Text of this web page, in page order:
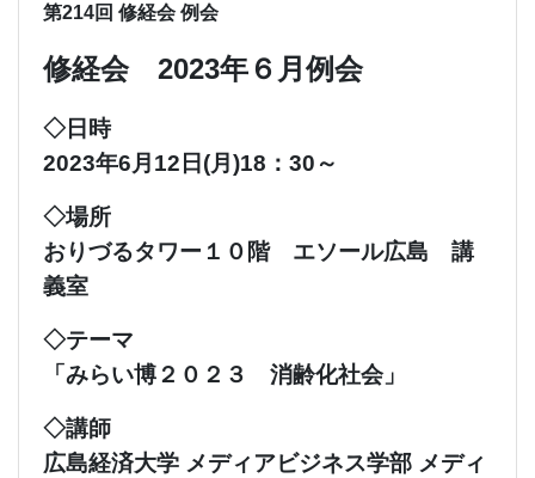
第214回 修経会 例会
修経会 2023年６月例会
◇日時
2023年6月12日(月)18：30～
◇場所
おりづるタワー１０階 エソール広島 講
義室
◇テーマ
「みらい博２０２３ 消齢化社会」
◇講師
広島経済大学 メディアビジネス学部 メディ